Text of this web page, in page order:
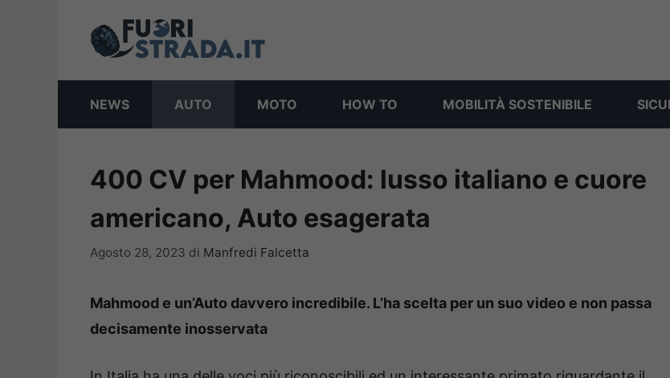
NEWS AUTO MOTO HOW TO MOBILITÀ SOSTENIBILE
400 CV per Mahmood: lusso italiano e cuore
americano, Auto esagerata
Agosto 28, 2023 di Manfredi Falcetta
Mahmood e un’Auto davvero incredibile. L’ha scelta per un suo video e non passa
decisamente inosservata